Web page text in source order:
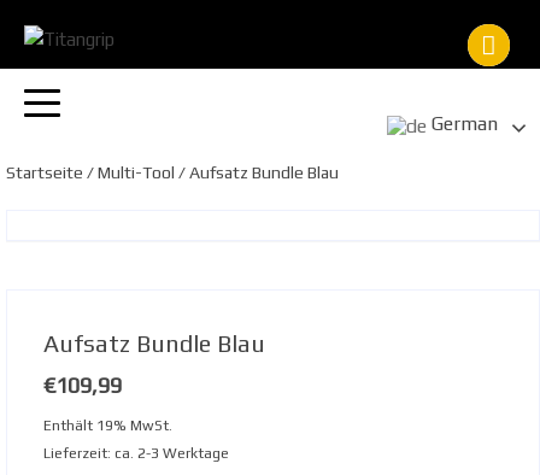
Inhalt
springen
German
Startseite /Multi-Tool / Aufsatz Bundle Blau
Aufsatz Bundle Blau
€109,99
Enthält 19% MwSt.
Lieferzeit: ca. 2-3 Werktage